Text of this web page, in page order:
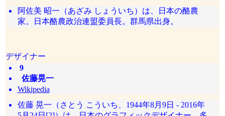
阿佐美 昭一（あざみ しょういち）は、日本の酪農
家。日本酪農政治連盟委員長。群馬県出身。
デザイナー
9
佐藤晃一
Wikipedia
佐藤 晃一（さとう こういち、1944年8月9日 - 2016年